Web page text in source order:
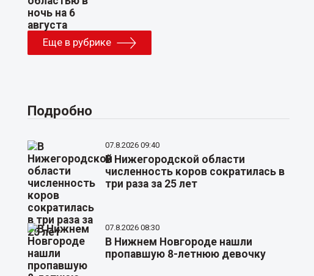
Еще в рубрике
Подробно
07.8.2026 09:40
В Нижегородской области
численность коров сократилась в
три раза за 25 лет
07.8.2026 08:30
В Нижнем Новгороде нашли
пропавшую 8-летнюю девочку